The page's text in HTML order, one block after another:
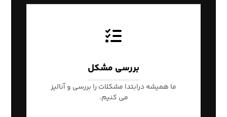
بررسی مشکل
ما همیشه درابتدا مشکلات را بررسی و آنالیز
می کنیم.